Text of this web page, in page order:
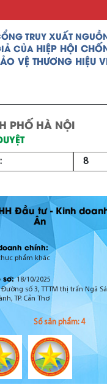
TRUY XUẤT
CỦA HIỆP HỘI
VỆ THƯƠNG HIỆU
PHỐ HÀ NỘI
8
Đầu tư - Kinh
Ân
chính:
phẩm khác
sơ:18/10/2025
Đường số 3, TTTM thị trấn Ngã
TP. Cần Thơ
Số sản phẩm: 4